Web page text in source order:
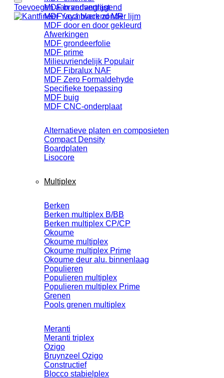
MDF brandvertragend
MDF vochtwerend MR
MDF door en door gekleurd
Afwerkingen
MDF grondeerfolie
MDF prime
Milieuvriendelijk
MDF Fibralux NAF
MDF Zero Formaldehyde
Specifieke toepassing
MDF buig
MDF CNC-onderplaat
Alternatieve platen en composieten
Compact Density
Boardplaten
Lisocore
Multiplex
Berken
Berken multiplex B/BB
Berken multiplex CP/CP
Okoume
Okoume multiplex
Okoume multiplex Prime
Okoume deur alu. binnenlaag
Populieren
Populieren multiplex
Populieren multiplex Prime
Grenen
Pools grenen multiplex
Meranti
Meranti triplex
Ozigo
Bruynzeel Ozigo
Constructief
Blocco stabielplex
Toevoegen aan verlanglijst